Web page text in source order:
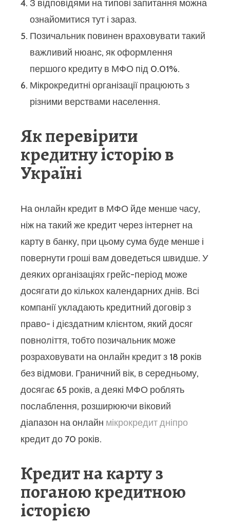
З відповідями на типові запитання можна
ознайомитися тут і зараз.
Позичальник повинен враховувати такий
важливий нюанс, як оформлення
першого кредиту в МФО під 0.01%.
Мікрокредитні організації працюють з
різними верствами населення.
Як перевірити
кредитну історію в
Україні
На онлайн кредит в МФО йде менше часу,
ніж на такий же кредит через інтернет на
карту в банку, при цьому сума буде менше і
повернути гроші вам доведеться швидше. У
деяких організаціях грейс-період може
досягати до кількох календарних днів. Всі
компанії укладають кредитний договір з
право- і дієздатним клієнтом, який досяг
повноліття, тобто позичальник може
розраховувати на онлайн кредит з 18 років
без відмови. Граничний вік, в середньому,
досягає 65 років, а деякі МФО роблять
послаблення, розширюючи віковий
діапазон на онлайн мікрокредит дніпро
кредит до 70 років.
Кредит на карту з
поганою кредитною
історією